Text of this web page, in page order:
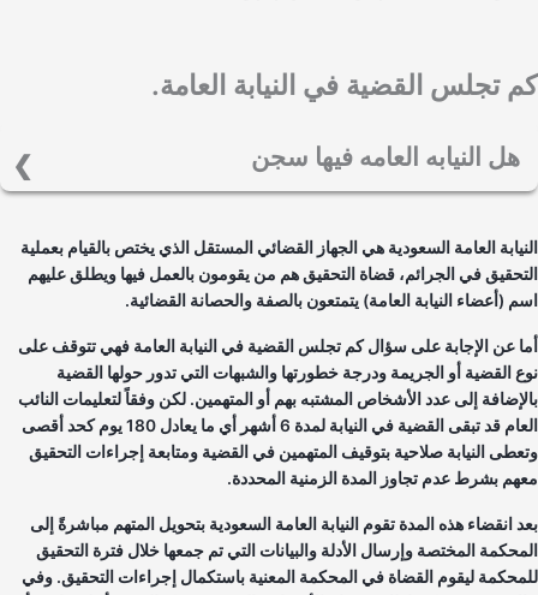
تجلس القضية في النيابة العامة.
هل النيابه العامه فيها سجن
تمت ضمن النيابة العامة وأدت إلى صدور الحكم.
العامة السعودية هي الجهاز القضائي المستقل الذي يختص بالقيام بعملية
في الجرائم، قضاة التحقيق هم من يقومون بالعمل فيها ويطلق عليهم
(أعضاء النيابة العامة) يتمتعون بالصفة والحصانة القضائية.
عن الإجابة على سؤال كم تجلس القضية في النيابة العامة فهي تتوقف على
القضية أو الجريمة ودرجة خطورتها والشبهات التي تدور حولها القضية
إلى عدد الأشخاص المشتبه بهم أو المتهمين. لكن وفقاً لتعليمات النائب
العام قد تبقى القضية في النيابة لمدة 6 أشهر أي ما يعادل 180 يوم كحد أقصى
النيابة صلاحية بتوقيف المتهمين في القضية ومتابعة إجراءات التحقيق
بشرط عدم تجاوز المدة الزمنية المحددة.
انقضاء هذه المدة تقوم النيابة العامة السعودية بتحويل المتهم مباشرةً إلى
المختصة وإرسال الأدلة والبيانات التي تم جمعها خلال فترة التحقيق
ليقوم القضاة في المحكمة المعنية باستكمال إجراءات التحقيق. وفي